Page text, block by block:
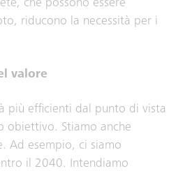
che possono essere
riducono la necessità per i
valore
più efficienti dal punto di vista
obiettivo. Stiamo anche
Ad esempio, ci siamo
il 2040. Intendiamo